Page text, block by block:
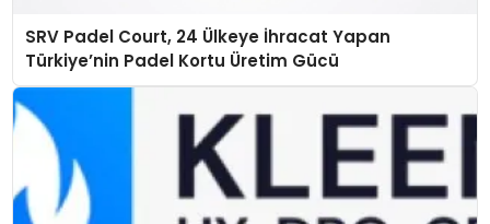
SRV Padel Court, 24 Ülkeye İhracat Yapan
Türkiye’nin Padel Kortu Üretim Gücü